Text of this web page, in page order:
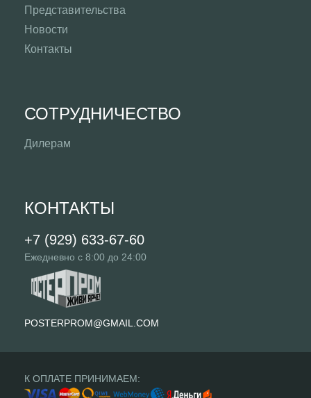
Представительства
Новости
Контакты
СОТРУДНИЧЕСТВО
Дилерам
КОНТАКТЫ
+7 (929) 633-67-60
Ежедневно с 8:00 до 24:00
POSTERPROM@GMAIL.COM
К ОПЛАТЕ ПРИНИМАЕМ: